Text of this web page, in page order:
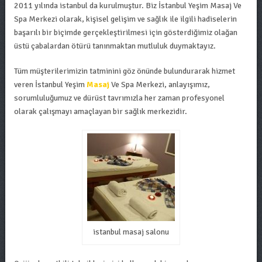
2011 yılında istanbul da kurulmuştur. Biz İstanbul Yeşim Masaj Ve
Spa Merkezi olarak, kişisel gelişim ve sağlık ile ilgili hadiselerin
başarılı bir biçimde gerçekleştirilmesi için gösterdiğimiz olağan
üstü çabalardan ötürü tanınmaktan mutluluk duymaktayız.
Tüm müşterilerimizin tatminini göz önünde bulundurarak hizmet
veren İstanbul YeşimMasajVe Spa Merkezi, anlayışımız,
sorumluluğumuz ve dürüst tavrımızla her zaman profesyonel
olarak çalışmayı amaçlayan bir sağlık merkezidir.
istanbul masaj salonu